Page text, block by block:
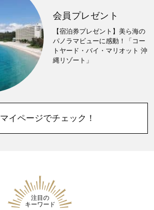
会員プレゼント
【宿泊券プレゼント】美ら海の
パノラマビューに感動！「コー
トヤード・バイ・マリオット 沖
縄リゾート」
マイページでチェック！
注目の
キーワード